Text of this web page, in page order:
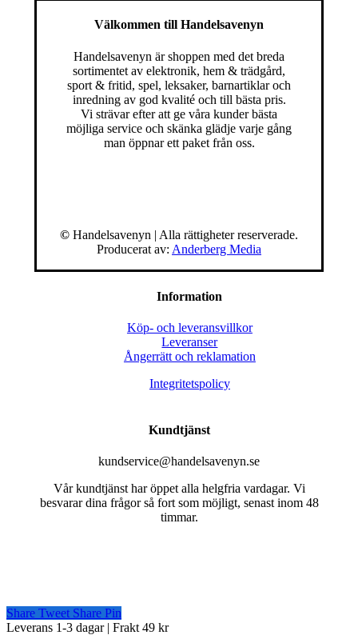
Välkommen till Handelsavenyn
Handelsavenyn är shoppen med det breda
sortimentet av elektronik, hem & trädgård,
sport & fritid, spel, leksaker, barnartiklar och
inredning av god kvalité och till bästa pris.
Vi strävar efter att ge våra kunder bästa
möjliga service och skänka glädje varje gång
man öppnar ett paket från oss.
© Handelsavenyn | Alla rättigheter reserverade.
Producerat av: Anderberg Media
Information
Köp- och leveransvillkor
Leveranser
Ångerrätt och reklamation
Integritetspolicy
Kundtjänst
kundservice@handelsavenyn.se
Vår kundtjänst har öppet alla helgfria vardagar. Vi
besvarar dina frågor så fort som möjligt, senast inom 48
timmar.
Share Tweet Share Pin
Close
Leverans 1-3 dagar | Frakt 49 kr